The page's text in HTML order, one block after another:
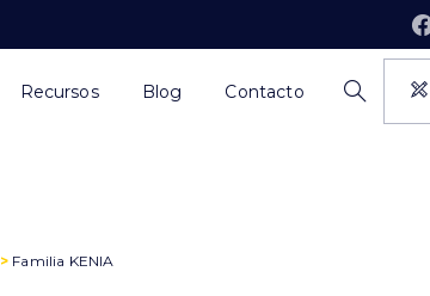
Recursos Blog Contacto
> Familia KENIA